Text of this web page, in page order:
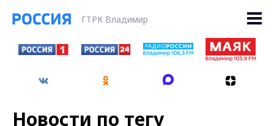
ГТРК Владимир
Новости по тегу